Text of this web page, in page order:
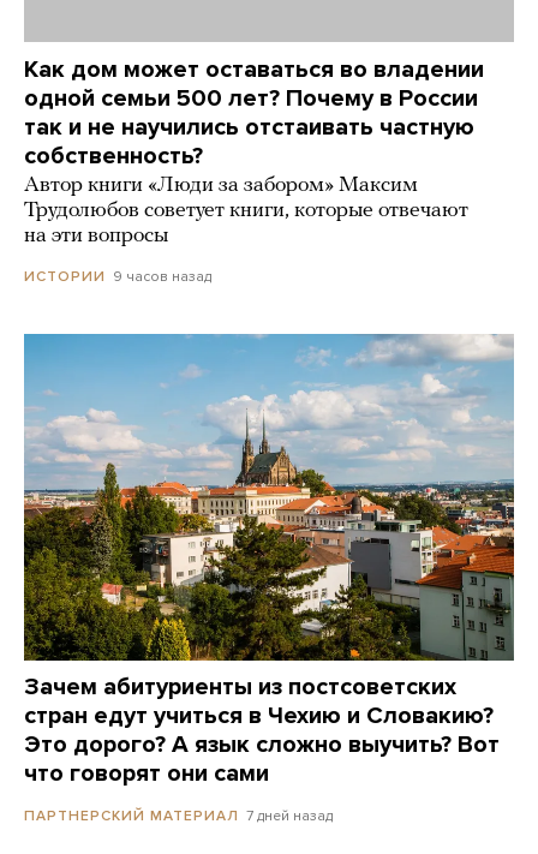
Как дом может оставаться во владении
одной семьи 500 лет? Почему в России
так и не научились отстаивать частную
собственность?
Автор книги «Люди за забором» Максим
Трудолюбов советует книги, которые отвечают
на эти вопросы
ИСТОРИИ 9 часов назад
Зачем абитуриенты из постсоветских
стран едут учиться в Чехию и Словакию?
Это дорого? А язык сложно выучить? Вот
что говорят они сами
ПАРТНЕРСКИЙ МАТЕРИАЛ 7 дней назад